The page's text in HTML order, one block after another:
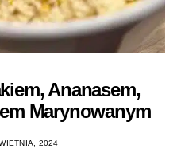
Ananasem,
Marynowanym
2024